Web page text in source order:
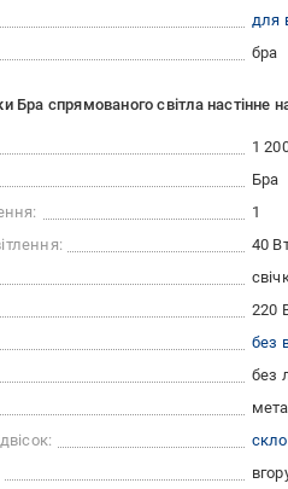
для
бра
Бра спрямованого світла настінне
1
Бра
1
40
220
без
без
скло